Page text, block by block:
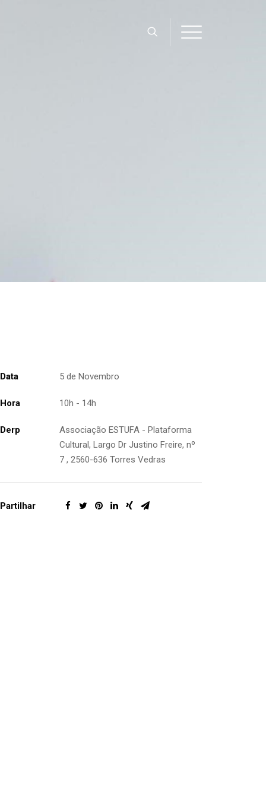
Data 5 de Novembro
Hora 10h - 14h
Derp
Associação ESTUFA - Plataforma
Cultural, Largo Dr Justino Freire, nº
7 , 2560-636 Torres Vedras
Partilhar